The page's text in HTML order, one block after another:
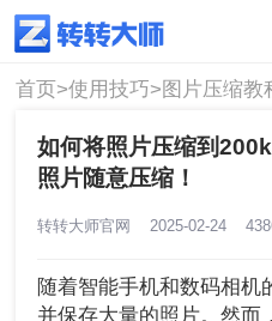
使用技巧
首页>使用技巧>图片压缩教
如何将照片压缩到
照片随意压缩！
转转大师官网 2025-02-24
随着智能手机和数码相机
并保存大量的照片。然而